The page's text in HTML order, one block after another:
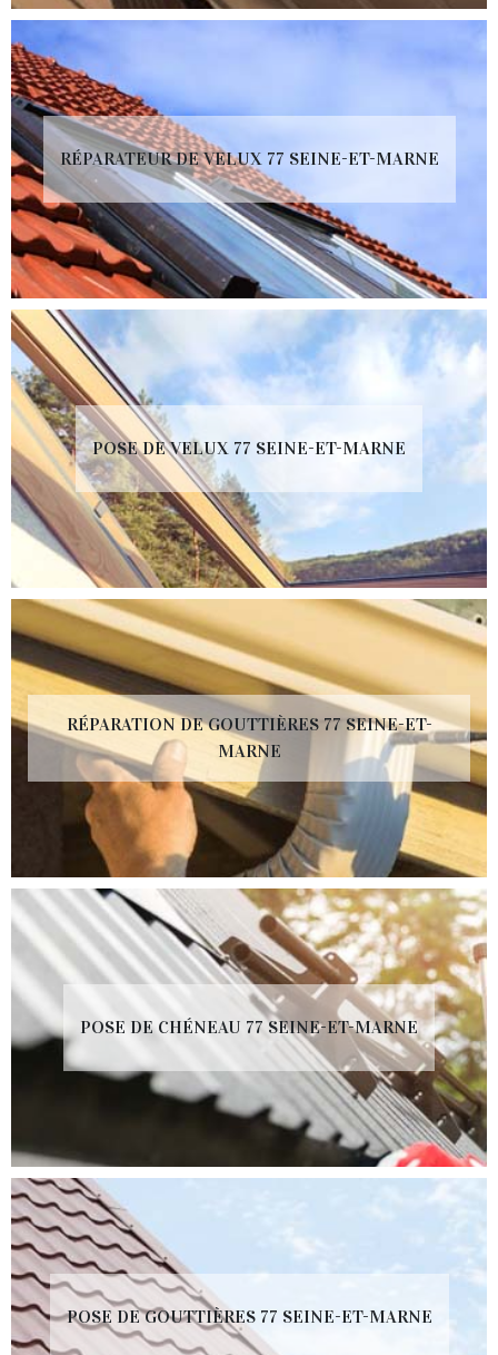
RÉPARATEUR DE VELUX 77 SEINE-ET-MARNE
POSE DE VELUX 77 SEINE-ET-MARNE
RÉPARATION DE GOUTTIÈRES 77 SEINE-ET-
MARNE
POSE DE CHÉNEAU 77 SEINE-ET-MARNE
POSE DE GOUTTIÈRES 77 SEINE-ET-MARNE